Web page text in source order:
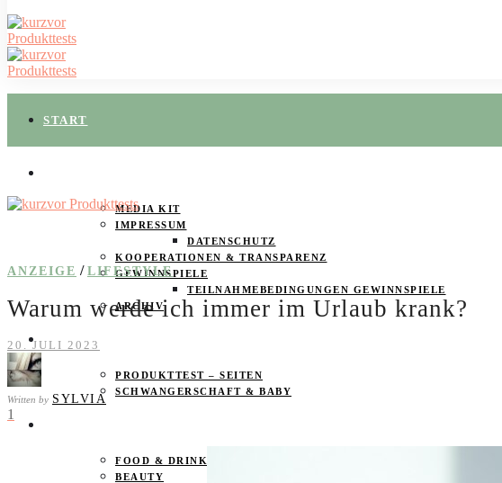
START
MEDIA KIT
IMPRESSUM
DATENSCHUTZ
KOOPERATIONEN & TRANSPARENZ
GEWINNSPIELE
TEILNAHMEBEDINGUNGEN GEWINNSPIELE
ARCHIV
SPAREN
PRODUKTTEST – SEITEN
SCHWANGERSCHAFT & BABY
FOOD & DRINKS
BEAUTY
ANZEIGE / LIFESTYLE
Warum werde ich immer im Urlaub krank?
20. JULI 2023
Written by SYLVIA
1